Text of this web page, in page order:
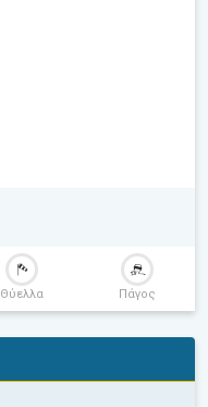
Θύελλα Πάγος